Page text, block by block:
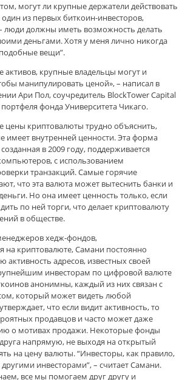
могут ли крупные держатели действовать
из первых биткоин-инвесторов,
люди должны иметь возможность делать
деньгами. Хотя у меня лично никогда
вещи”.
активов, крупные владельцы могут и
манипулировать ценой», – написал в
Ари Пол, соучредитель BlockTower Capital
фонда Университета Чикаго.
цены криптовалюты трудно объяснить,
имеет внутренней ценности. Эта форма
в 2009 году, поддерживается
с использованием
транзакций. Самые горячие
что эта валюта может вытеснить банки и
Но она имеет ценность только, если
по ней торги, что делает криптовалюту
в обществе.
хедж-фондов,
на криптовалюте, Самани постоянно
активность адресов, известных своей
инвесторам по цифровой валюте
анонимны, каждый из них связан с
который может видеть любой
что если видит активность, то
продавцов и часто может даже
о мотивах продажи. Некоторые фонды
напрямую, не выходя на открытый
на цену валюты. “Инвесторы, как правило,
инвесторами”, – считает Самани.
все мы помогаем друг другу и